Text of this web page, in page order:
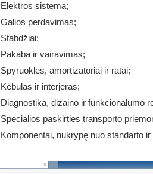
Elektros sistema;
Galios perdavimas;
Stabdžiai;
Pakaba ir vairavimas;
Spyruoklės, amortizatoriai ir ratai;
Kėbulas ir interjeras;
Diagnostika, dizaino ir funkcionalumo
Specialios paskirties transporto
Komponentai, nukrypę nuo standarto ir